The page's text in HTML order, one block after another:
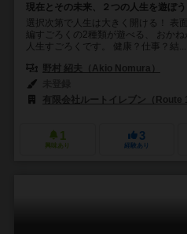
現在とその未来、２つの人生を遊ぼう
選択次第で人生は大きく開ける！ 表
編すごろくの2種類が遊べる、 おか
人生すごろくです。 健康？仕事？結...
野村 紹夫（Akio Nomura）
有限会社ルートイレブン（Route
1
興味あり
3
経験あり